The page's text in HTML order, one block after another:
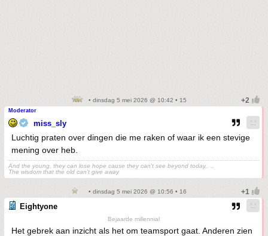
• dinsdag 5 mei 2026 @ 10:42 • 15
Moderator
miss_sly
Luchtig praten over dingen die me raken of waar ik een stevige
mening over heb.
And the young, they can lose hope cause they can't see beyond today,. ..
The wisdom that the old can't give away
• dinsdag 5 mei 2026 @ 10:56 • 16
Eightyone
Bejaarde millennial
Het gebrek aan inzicht als het om teamsport gaat. Anderen zien